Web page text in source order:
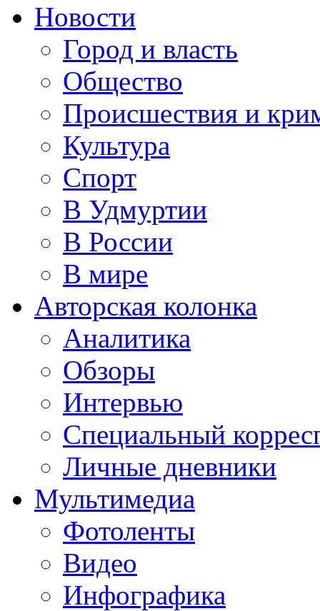
Новости
Город и власть
Общество
Происшествия и
Культура
Спорт
В Удмуртии
В России
В мире
Авторская колонка
Аналитика
Обзоры
Интервью
Специальный
Личные дневники
Мультимедиа
Фотоленты
Видео
Инфографика